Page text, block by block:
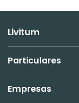
Livitum
Particulares
Empresas